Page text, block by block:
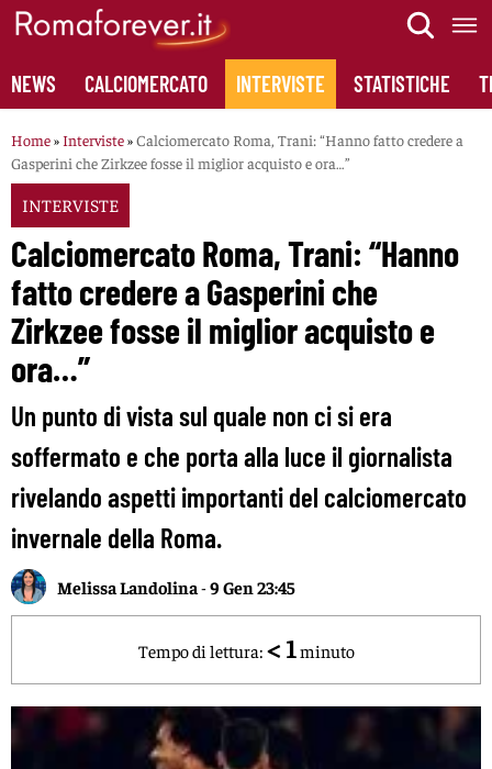
Skip
content
NEWS CALCIOMERCATO INTERVISTE STATISTICHE
Home»Interviste»Calciomercato Roma, Trani: “Hanno fatto credere a
Gasperini che Zirkzee fosse il miglior acquisto e ora…”
INTERVISTE
Calciomercato Roma, Trani: “Hanno
fatto credere a Gasperini che
Zirkzee fosse il miglior acquisto e
ora…”
Un punto di vista sul quale non ci si era
soffermato e che porta alla luce il giornalista
rivelando aspetti importanti del calciomercato
invernale della Roma.
Melissa Landolina -9 Gen 23:45
Tempo di lettura: < 1 minuto